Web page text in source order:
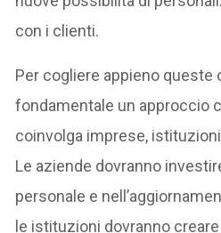
con i clienti.
Per cogliere appieno queste
fondamentale un approccio
coinvolga imprese,
Le aziende dovranno
personale e
le istituzioni dovranno